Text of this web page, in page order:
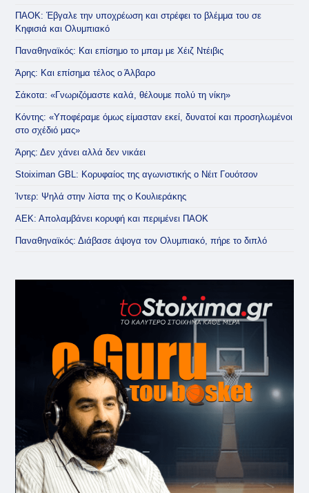
ΠΑΟΚ: Έβγαλε την υποχρέωση και στρέφει το βλέμμα του σε
Κηφισιά και Ολυμπιακό
Παναθηναϊκός: Και επίσημο το μπαμ με Χέιζ Ντέιβις
Άρης: Και επίσημα τέλος ο Άλβαρο
Σάκοτα: «Γνωριζόμαστε καλά, θέλουμε πολύ τη νίκη»
Κόντης: «Υποφέραμε όμως είμασταν εκεί, δυνατοί και προσηλωμένοι
στο σχέδιό μας»
Άρης: Δεν χάνει αλλά δεν νικάει
Stoiximan GBL: Κορυφαίος της αγωνιστικής ο Νέιτ Γουότσον
Ίντερ: Ψηλά στην λίστα της ο Κουλιεράκης
ΑΕΚ: Απολαμβάνει κορυφή και περιμένει ΠΑΟΚ
Παναθηναϊκός: Διάβασε άψογα τον Ολυμπιακό, πήρε το διπλό